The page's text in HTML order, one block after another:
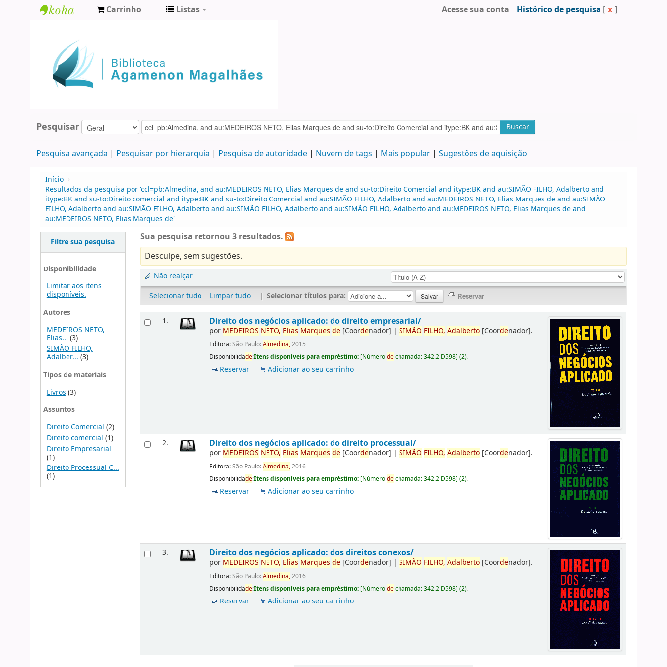
Agamenon
Magalhães
Carrinho Listas Acesse sua conta Histórico de pesquisa [ x ]
Pesquisar Buscar
Pesquisa avançada Pesquisar por hierarquia Pesquisa de autoridade Nuvem de tags Mais popular Sugestões de aquisição
Início ›
Resultados da pesquisa por 'ccl=pb:Almedina, and au:MEDEIROS NETO, Elias Marques de and su-to:Direito Comercial and itype:BK and au:SIMÃO FILHO, Adalberto and
itype:BK and su-to:Direito comercial and itype:BK and su-to:Direito Comercial and au:SIMÃO FILHO, Adalberto and au:MEDEIROS NETO, Elias Marques de and au:SIMÃO
FILHO, Adalberto and au:SIMÃO FILHO, Adalberto and au:SIMÃO FILHO, Adalberto and au:SIMÃO FILHO, Adalberto and au:MEDEIROS NETO, Elias Marques de and
au:MEDEIROS NETO, Elias Marques de'
Filtre sua pesquisa
Disponibilidade
Limitar aos itens
disponíveis.
Autores
MEDEIROS NETO,
Elias... (3)
SIMÃO FILHO,
Adalber...(3)
Tipos de materiais
Livros (3)
Assuntos
Direito Comercial (2)
Direito comercial (1)
Direito Empresarial
(1)
Direito Processual C...
(1)
Sua pesquisa retornou 3 resultados.
Desculpe, sem sugestões.
Não realçar
Selecionar tudo
Limpar tudo | Selecionar títulos para:
1. Direito dos negócios aplicado: do direito empresarial/
por MEDEIROS NETO, Elias Marques de [Coordenador] |SIMÃO FILHO, Adalberto [Coordenador].
Editora:São Paulo:Almedina,2015
Disponibilidade:Itens disponíveis para empréstimo: [Númerodechamada:342.2 D598](2).
Reservar Adicionar ao seu carrinho
2. Direito dos negócios aplicado: do direito processual/
por MEDEIROS NETO, Elias Marques de [Coordenador] |SIMÃO FILHO, Adalberto [Coordenador].
Editora:São Paulo:Almedina,2016
Disponibilidade:Itens disponíveis para empréstimo: [Númerodechamada:342.2 D598](2).
Reservar Adicionar ao seu carrinho
3. Direito dos negócios aplicado: dos direitos conexos/
por MEDEIROS NETO, Elias Marques de [Coordenador] |SIMÃO FILHO, Adalberto [Coordenador].
Editora:São Paulo:Almedina,2016
Disponibilidade:Itens disponíveis para empréstimo: [Númerodechamada:342.2 D598](2).
Reservar Adicionar ao seu carrinho